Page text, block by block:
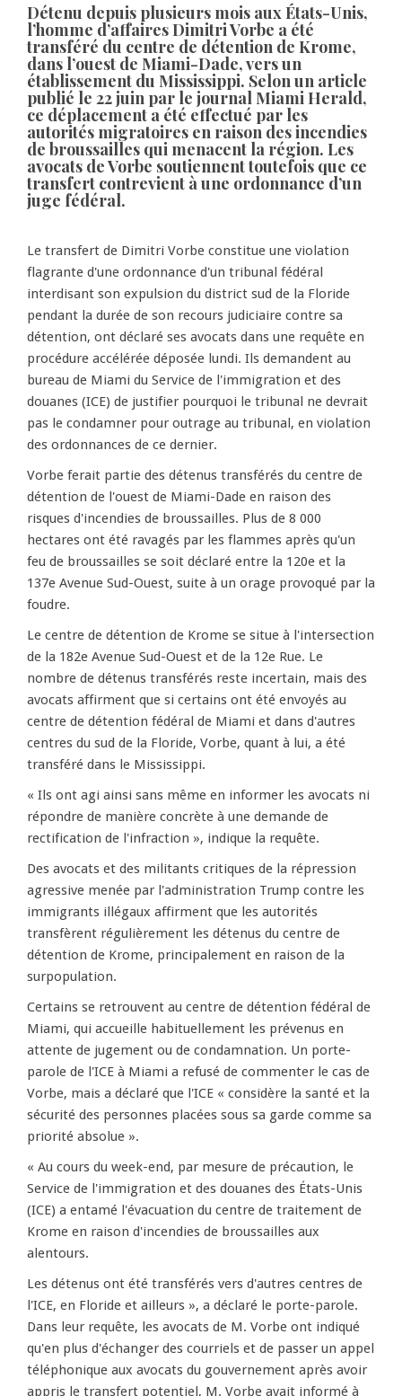
Détenu depuis plusieurs mois aux États-Unis,
l’homme d’affaires Dimitri Vorbe a été
transféré du centre de détention de Krome,
dans l’ouest de Miami-Dade, vers un
établissement du Mississippi. Selon un article
publié le 22 juin par le journal Miami Herald,
ce déplacement a été effectué par les
autorités migratoires en raison des incendies
de broussailles qui menacent la région. Les
avocats de Vorbe soutiennent toutefois que ce
transfert contrevient à une ordonnance d’un
juge fédéral.
Le transfert de Dimitri Vorbe constitue une violation
flagrante d'une ordonnance d'un tribunal fédéral
interdisant son expulsion du district sud de la Floride
pendant la durée de son recours judiciaire contre sa
détention, ont déclaré ses avocats dans une requête en
procédure accélérée déposée lundi. Ils demandent au
bureau de Miami du Service de l'immigration et des
douanes (ICE) de justifier pourquoi le tribunal ne devrait
pas le condamner pour outrage au tribunal, en violation
des ordonnances de ce dernier.
Vorbe ferait partie des détenus transférés du centre de
détention de l'ouest de Miami-Dade en raison des
risques d'incendies de broussailles. Plus de 8 000
hectares ont été ravagés par les flammes après qu'un
feu de broussailles se soit déclaré entre la 120e et la
137e Avenue Sud-Ouest, suite à un orage provoqué par la
foudre.
Le centre de détention de Krome se situe à l'intersection
de la 182e Avenue Sud-Ouest et de la 12e Rue. Le
nombre de détenus transférés reste incertain, mais des
avocats affirment que si certains ont été envoyés au
centre de détention fédéral de Miami et dans d'autres
centres du sud de la Floride, Vorbe, quant à lui, a été
transféré dans le Mississippi.
« Ils ont agi ainsi sans même en informer les avocats ni
répondre de manière concrète à une demande de
rectification de l'infraction », indique la requête.
Des avocats et des militants critiques de la répression
agressive menée par l'administration Trump contre les
immigrants illégaux affirment que les autorités
transfèrent régulièrement les détenus du centre de
détention de Krome, principalement en raison de la
surpopulation.
Certains se retrouvent au centre de détention fédéral de
Miami, qui accueille habituellement les prévenus en
attente de jugement ou de condamnation. Un porte-
parole de l'ICE à Miami a refusé de commenter le cas de
Vorbe, mais a déclaré que l'ICE « considère la santé et la
sécurité des personnes placées sous sa garde comme sa
priorité absolue ».
« Au cours du week-end, par mesure de précaution, le
Service de l'immigration et des douanes des États-Unis
(ICE) a entamé l'évacuation du centre de traitement de
Krome en raison d'incendies de broussailles aux
alentours.
Les détenus ont été transférés vers d'autres centres de
l'ICE, en Floride et ailleurs », a déclaré le porte-parole.
Dans leur requête, les avocats de M. Vorbe ont indiqué
qu'en plus d'échanger des courriels et de passer un appel
téléphonique aux avocats du gouvernement après avoir
appris le transfert potentiel, M. Vorbe avait informé à